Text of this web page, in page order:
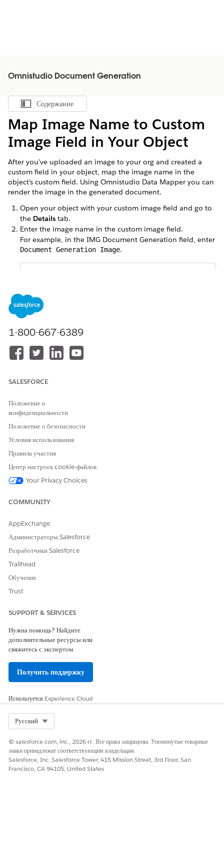
Omnistudio Document Generation
Показать содержание
Содержание
Map Image Name to Custom
Image Field in Your Object
After you’ve uploaded an image to your org and created a
custom field in your object, map the image name in the
object's custom field. Using Omnistudio Data Mapper you can
render the image in the generated document.
Open your object with your custom image field and go to
the Details tab.
Enter the image name in the custom image field.
For example, in the IMG Document Generation field, enter
Document Generation Image.
NOTE
The image name is case-sensitive. Ensure you use the
so that the Data Mapper Extract is able to pull the
image.
to the org to render in your generated document.
ЭТА СТАТЬЯ РЕШИЛА ВАШУ ПРОБЛЕМУ?
1-800-667-6389
SALESFORCE
Положение о
конфиденциальности
Положение о безопасности
Условия использования
Правила участия
Центр настроек cookie-файлов
Your Privacy Choices
COMMUNITY
AppExchange
Администраторы Salesforce
Разработчики Salesforce
Trailhead
Обучение
Trust
SUPPORT & SERVICES
Нужна помощь? Найдите
дополнительные ресурсы или
свяжитесь с экспертом.
Получить поддержку
Используется Experience Cloud
Русский
© salesforce.com, inc., 2026 гг. Все права защищены. Упомянутые товарные
знаки принадлежат соответствующим владельцам.
Salesforce, Inc. Salesforce Tower, 415 Mission Street, 3rd Floor, San
Francisco, CA 94105, United States